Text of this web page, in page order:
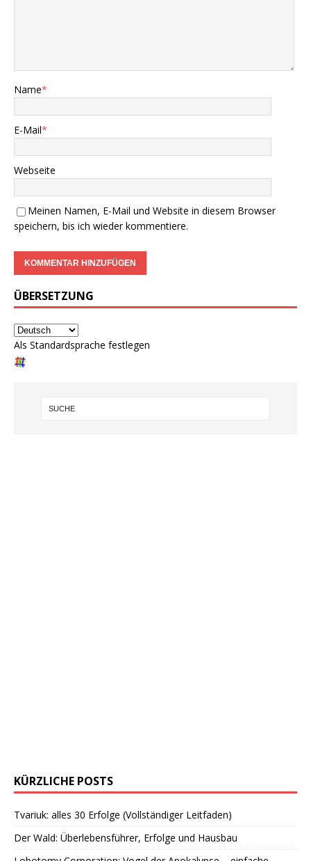
Name*
E-Mail*
Webseite
Meinen Namen, E-Mail und Website in diesem Browser
speichern, bis ich wieder kommentiere.
ÜBERSETZUNG
Als Standardsprache festlegen
KÜRZLICHE POSTS
Tvariuk: alles 30 Erfolge (Vollständiger Leitfaden)
Der Wald: Überlebensführer, Erfolge und Hausbau